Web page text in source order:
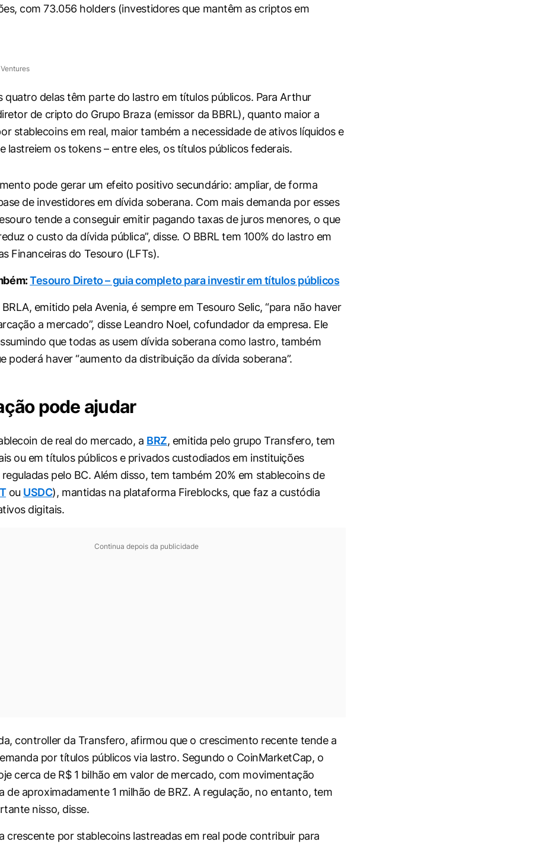
com 73.056 holders (investidores que mantêm as criptos em
quatro delas têm parte do lastro em títulos públicos. Para Arthur
de cripto do Grupo Braza (emissor da BBRL), quanto maior a
stablecoins em real, maior também a necessidade de ativos líquidos e
lastreiem os tokens – entre eles, os títulos públicos federais.
pode gerar um efeito positivo secundário: ampliar, de forma
de investidores em dívida soberana. Com mais demanda por esses
tende a conseguir emitir pagando taxas de juros menores, o que
o custo da dívida pública”, disse. O BBRL tem 100% do lastro em
Financeiras do Tesouro (LFTs).
Tesouro Direto – guia completo para investir em títulos públicos
emitido pela Avenia, é sempre em Tesouro Selic, “para não haver
a mercado”, disse Leandro Noel, cofundador da empresa. Ele
que todas as usem dívida soberana como lastro, também
poderá haver “aumento da distribuição da dívida soberana”.
pode ajudar
de real do mercado, a BRZ, emitida pelo grupo Transfero, tem
ou em títulos públicos e privados custodiados em instituições
pelo BC. Além disso, tem também 20% em stablecoins de
ou USDC), mantidas na plataforma Fireblocks, que faz a custódia
digitais.
Continua depois da publicidade
controller da Transfero, afirmou que o crescimento recente tende a
por títulos públicos via lastro. Segundo o CoinMarketCap, o
cerca de R$ 1 bilhão em valor de mercado, com movimentação
de aproximadamente 1 milhão de BRZ. A regulação, no entanto, tem
nisso, disse.
crescente por stablecoins lastreadas em real pode contribuir para